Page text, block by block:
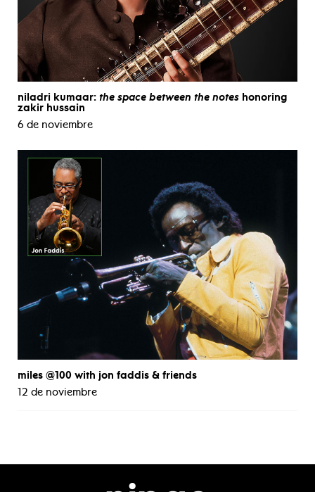
niladri kumaar: the space between the notes honoring
zakir hussain
6 de noviembre
miles @100 with jon faddis & friends
12 de noviembre